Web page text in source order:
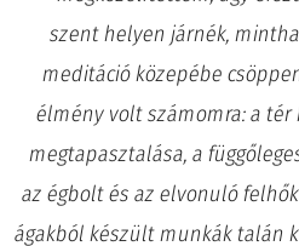
szent helyen járnék,
meditáció közepébe
élmény volt számomra: a tér
megtapasztalása, a
az égbolt és az elvonuló
ágakból készült munkák talán